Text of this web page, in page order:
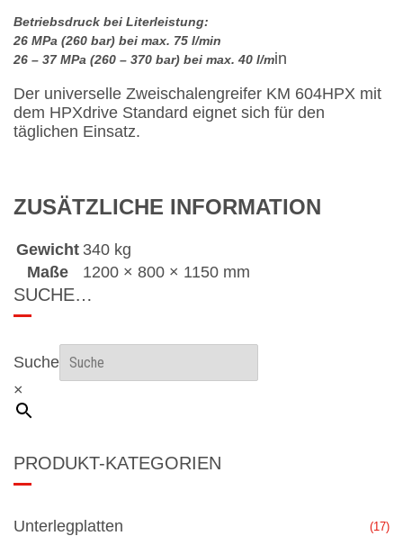
Betriebsdruck bei Literleistung:
26 MPa (260 bar) bei max. 75 l/min
26 – 37 MPa (260 – 370 bar) bei max. 40 l/min
Der universelle Zweischalengreifer KM 604HPX mit
dem HPXdrive Standard eignet sich für den
täglichen Einsatz.
ZUSÄTZLICHE INFORMATION
Gewicht 340 kg
Maße
1200 × 800 × 1150 mm
SUCHE…
Suche
×
PRODUKT-KATEGORIEN
Unterlegplatten (17)